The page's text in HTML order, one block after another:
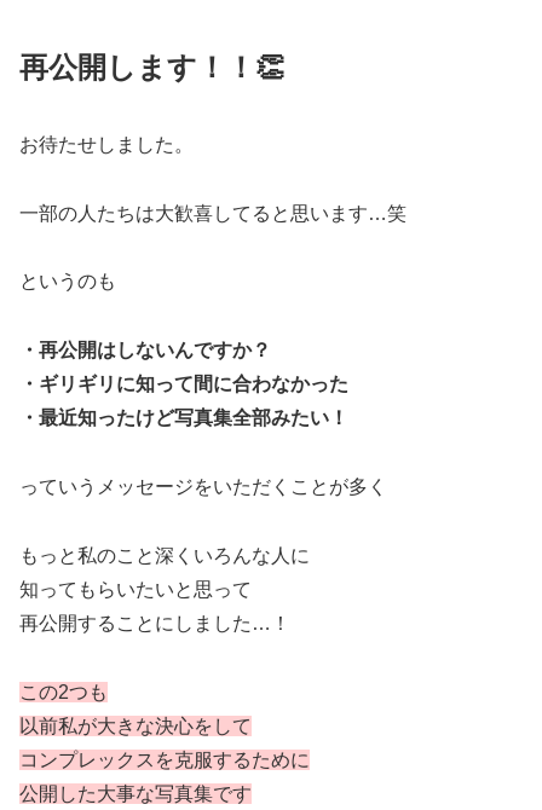
再公開します！！👏
お待たせしました。
一部の人たちは大歓喜してると思います…笑
というのも
・再公開はしないんですか？
・ギリギリに知って間に合わなかった
・最近知ったけど写真集全部みたい！
っていうメッセージをいただくことが多く
もっと私のこと深くいろんな人に
知ってもらいたいと思って
再公開することにしました…！
この2つも
以前私が大きな決心をして
コンプレックスを克服するために
公開した大事な写真集です